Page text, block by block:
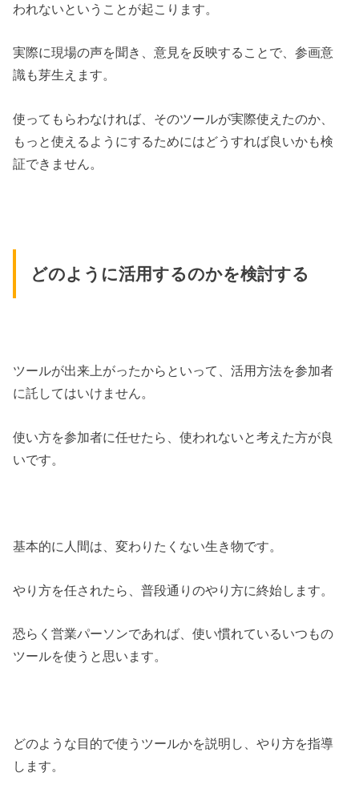
われないということが起こります。
実際に現場の声を聞き、意見を反映することで、参画意
識も芽生えます。
使ってもらわなければ、そのツールが実際使えたのか、
もっと使えるようにするためにはどうすれば良いかも検
証できません。
どのように活用するのかを検討する
ツールが出来上がったからといって、活用方法を参加者
に託してはいけません。
使い方を参加者に任せたら、使われないと考えた方が良
いです。
基本的に人間は、変わりたくない生き物です。
やり方を任されたら、普段通りのやり方に終始します。
恐らく営業パーソンであれば、使い慣れているいつもの
ツールを使うと思います。
どのような目的で使うツールかを説明し、やり方を指導
します。